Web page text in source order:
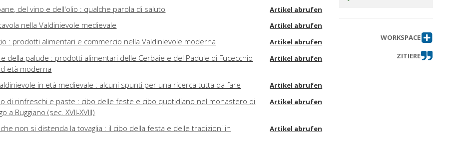
del vino e dell'olio : qualche parola di saluto
Artikel abrufen
nella Valdinievole medievale Artikel abrufen
: prodotti alimentari e commercio nella Valdinievole moderna Artikel abrufen
della palude : prodotti alimentari delle Cerbaie e del Padule di Fucecchio
età moderna
Artikel abrufen
in età medievale : alcuni spunti per una ricerca tutta da fare Artikel abrufen
di rinfreschi e paste : cibo delle feste e cibo quotidiano nel monastero di
a Buggiano (sec. XVII-XVIII)
Artikel abrufen
non si distenda la tovaglia : il cibo della festa e delle tradizioni in
Artikel abrufen
WORKSPACE
ZITIERE